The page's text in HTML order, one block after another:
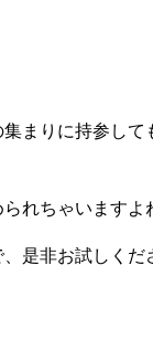
まりに持参し
れちゃいますよ
是非お試しくだ